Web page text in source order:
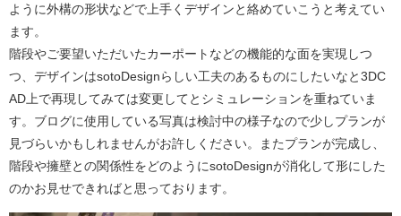
ように外構の形状などで上手くデザインと絡めていこうと考えてい
ます。
階段やご要望いただいたカーポートなどの機能的な面を実現しつ
つ、デザインはsotoDesignらしい工夫のあるものにしたいなと3DC
AD上で再現してみては変更してとシミュレーションを重ねていま
す。ブログに使用している写真は検討中の様子なので少しプランが
見づらいかもしれませんがお許しください。またプランが完成し、
階段や擁壁との関係性をどのようにsotoDesignが消化して形にした
のかお見せできればと思っております。